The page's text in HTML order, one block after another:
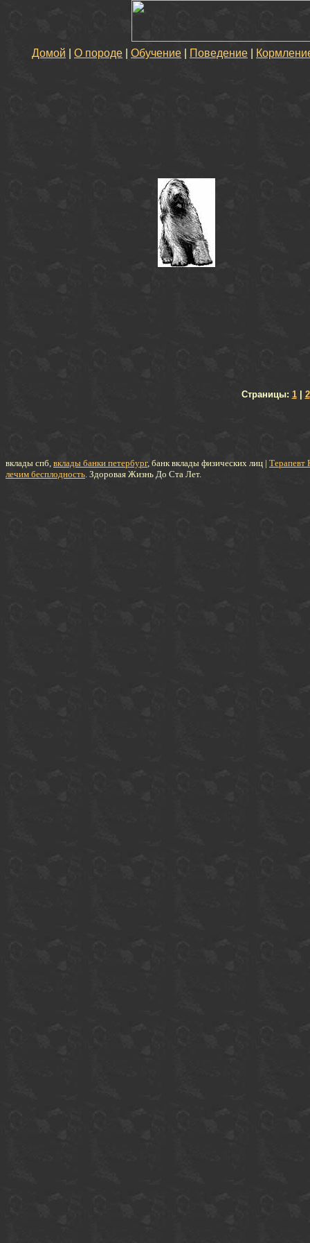
Домой О породе Обучение Поведение
Страницы: 1| 2
вклады спб, вклады банки петербург, банк вклады физических лиц | Терапевт
лечим бесплодность. Здоровая Жизнь До Ста Лет.